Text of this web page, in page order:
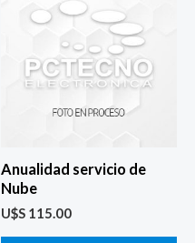
Anualidad servicio de
Nube
U$S 115.00